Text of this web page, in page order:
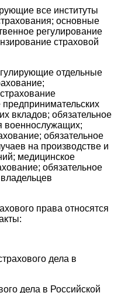
все институты
основные
регулирование
страховой
отдельные
предпринимательских
вкладов; обязательное
военнослужащих;
обязательное
на производстве и
медицинское
обязательное
права относятся
дела в
дела в Российской